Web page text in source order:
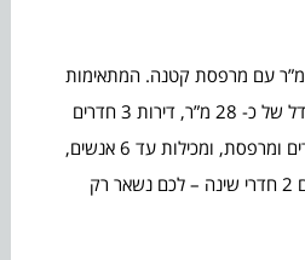
דירות נופש בגודל של כ- 20 מ”ר עם מרפסת קטנה. המתאימות
ל- 4 אנשים, דירות קרקע בגודל של כ- 28 מ”ר, דירות 3 חדרים
הכוללות שני חדרי שינה נפרדים ומרפסת, ומכילות עד 6 אנשים,
דירות משפחתיות או נופש עם 2 חדרי שינה – לכם נשאר רק